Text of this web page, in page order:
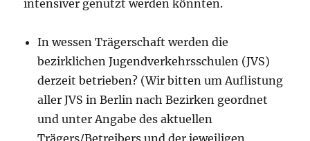
intensiver genutzt werden könnten.
In wessen Trägerschaft werden die
bezirklichen Jugendverkehrsschulen (JVS)
derzeit betrieben? (Wir bitten um Auflistung
aller JVS in Berlin nach Bezirken geordnet
und unter Angabe des aktuellen
Trägers/Betreibers und der jeweiligen